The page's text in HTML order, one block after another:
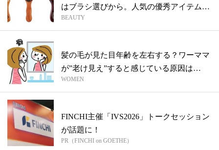
はブラシ選びから。人気の優秀アイテムま
と...
BEAUTY
髪の毛が見た目年齢を左右する？ワーママ
が”老け見え”すると感じている原因は…
WOMEN
FINCHI主催「IVS2026」トークセッション
が話題に！
PR（FINCHI on GOETHE）